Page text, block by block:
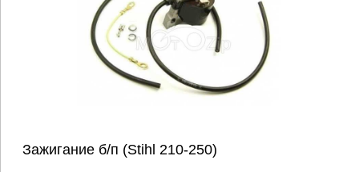
Зажигание б/п (Stihl 210-250)